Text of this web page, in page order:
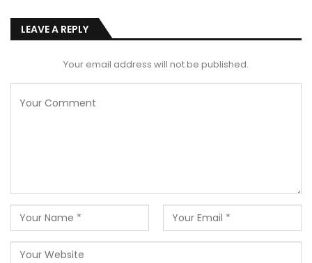
LEAVE A REPLY
Your email address will not be published.